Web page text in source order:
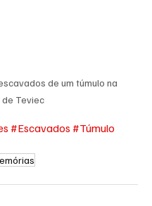
de um túmulo na
Teviec
#Escavados #Túmulo